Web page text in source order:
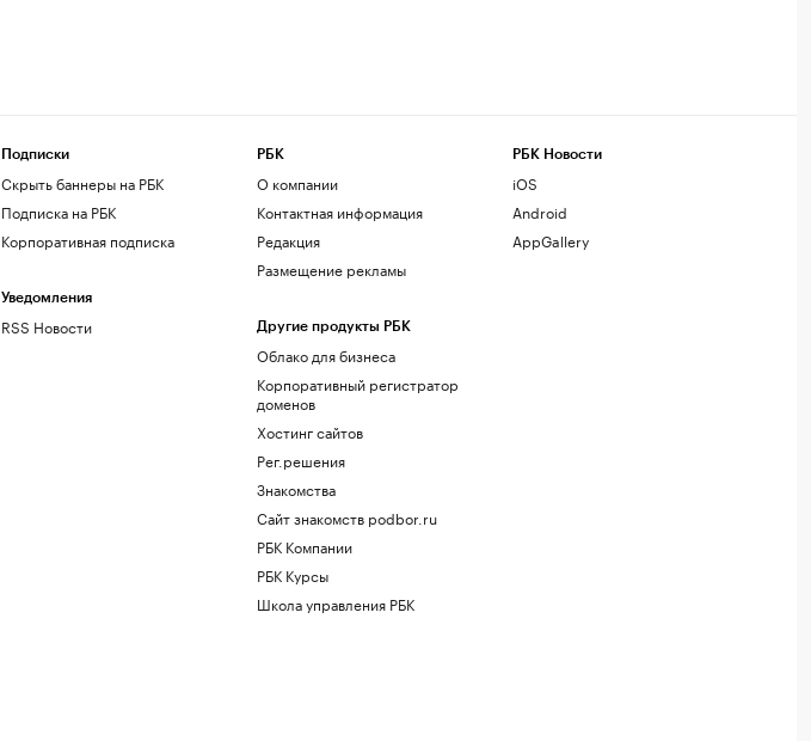
Подписки
Скрыть баннеры на РБК
Подписка на РБК
Корпоративная подписка
Уведомления
RSS Новости
РБК
О компании
Контактная информация
Редакция
Размещение рекламы
Другие продукты РБК
Облако для бизнеса
Корпоративный регистратор
доменов
Хостинг сайтов
Рег.решения
Знакомства
Сайт знакомств podbor.ru
РБК Компании
РБК Курсы
Школа управления РБК
РБК Новости
iOS
Android
AppGallery